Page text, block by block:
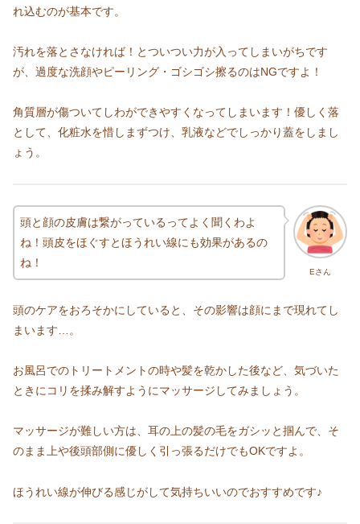
れ込むのが基本です。
汚れを落とさなければ！とついつい力が入ってしまいがちです
が、過度な洗顔やピーリング・ゴシゴシ擦るのはNGですよ！
角質層が傷ついてしわができやすくなってしまいます！優しく落
として、化粧水を惜しまずつけ、乳液などでしっかり蓋をしまし
ょう。
Eさん
頭と顔の皮膚は繋がっているってよく聞くわよ
ね！頭皮をほぐすとほうれい線にも効果があるの
ね！
頭のケアをおろそかにしていると、その影響は顔にまで現れてし
まいます…。
お風呂でのトリートメントの時や髪を乾かした後など、気づいた
ときにコリを揉み解すようにマッサージしてみましょう。
マッサージが難しい方は、耳の上の髪の毛をガシッと掴んで、そ
のまま上や後頭部側に優しく引っ張るだけでもOKですよ。
ほうれい線が伸びる感じがして気持ちいいのでおすすめです♪